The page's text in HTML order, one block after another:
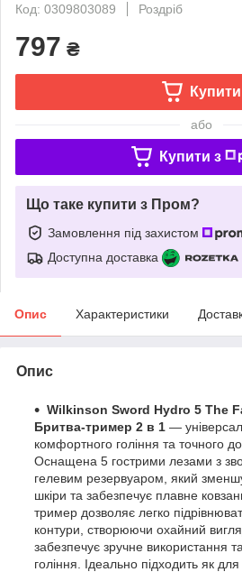
Код: 0309803089
Роздріб
797 ₴
Купити
або
Купити з
Що таке купити з Пром?
Замовлення під захистом
Доступна доставка
Опис Характеристики
Опис
Wilkinson Sword Hydro 5 The
Бритва-тример 2 в 1 —
комфортного гоління та точного
Оснащена 5 гострими лезами з
гелевим резервуаром, який
шкіри та забезпечує плавне
тример дозволяє легко
контури, створюючи охайний
забезпечує зручне використання
гоління. Ідеально підходить як для